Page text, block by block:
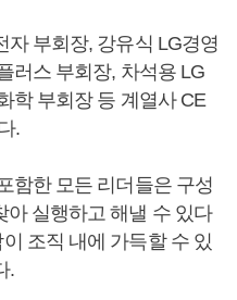
자 부회장, 강유식 LG경영
러스 부회장, 차석용 LG
학 부회장 등 계열사 CE
.
함한 모든 리더들은 구성
아 실행하고 해낼 수 있다
조직 내에 가득할 수 있
.